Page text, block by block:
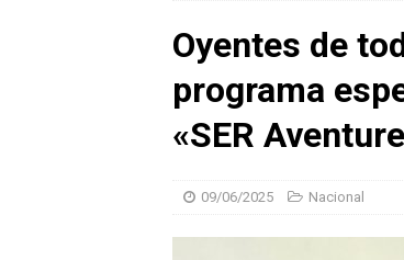
Oyentes de
programa
«SER
09/06/2025 Nacional